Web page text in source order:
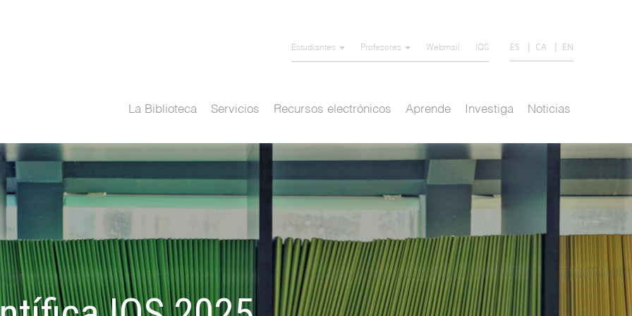
Estudiantes Profesores Webmail IQS ES CA EN
La Biblioteca Servicios Recursos electrónicos Aprende Investiga Noticias